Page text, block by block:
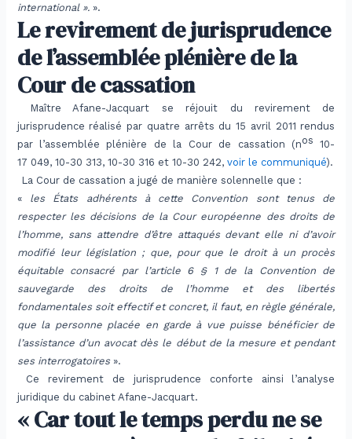
international ».».
Le revirement de jurisprudence
de l’assemblée plénière de la
Cour de cassation
Maître Afane-Jacquart se réjouit du revirement de
jurisprudence réalisé par quatre arrêts du 15 avril 2011 rendus
par l’assemblée plénière de la Cour de cassation (nos 10-
17 049, 10-30 313, 10-30 316 et 10-30 242, voir le communiqué).
La Cour de cassation a jugé de manière solennelle que :
« les États adhérents à cette Convention sont tenus de
respecter les décisions de la Cour européenne des droits de
l’homme, sans attendre d’être attaqués devant elle ni d’avoir
modifié leur législation ; que, pour que le droit à un procès
équitable consacré par l’article 6 § 1 de la Convention de
sauvegarde des droits de l’homme et des libertés
fondamentales soit effectif et concret, il faut, en règle générale,
que la personne placée en garde à vue puisse bénéficier de
l’assistance d’un avocat dès le début de la mesure et pendant
ses interrogatoires».
Ce revirement de jurisprudence conforte ainsi l’analyse
juridique du cabinet Afane-Jacquart.
« Car tout le temps perdu ne se